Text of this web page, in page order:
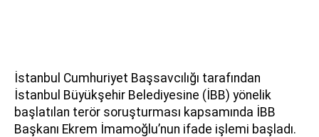
İstanbul Cumhuriyet Başsavcılığı tarafından
İstanbul Büyükşehir Belediyesine (İBB) yönelik
başlatılan terör soruşturması kapsamında İBB
Başkanı Ekrem İmamoğlu’nun ifade işlemi başladı.